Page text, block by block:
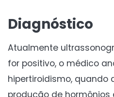
Diagnóstico
Atualmente
for positivo, o médico
hipertiroidismo, quando